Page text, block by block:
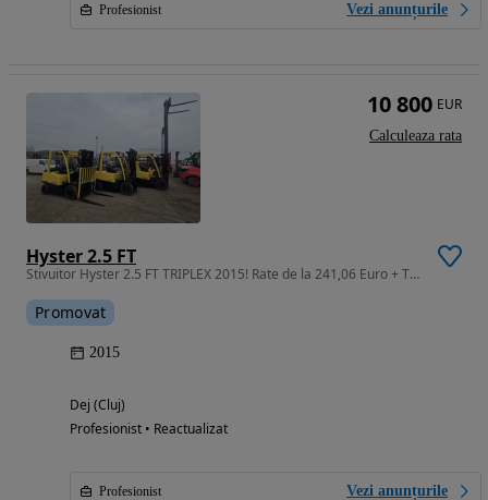
Profesionist Vezi anunțurile
Hyster 2.5 FT
Stivuitor Hyster 2.5 FT TRIPLEX 2015! Rate de la 241,06 Euro + TVA
Promovat
2015
Dej (Cluj)
Profesionist • Reactualizat
Profesionist Vezi anunțurile
10 800 EUR
Calculeaza rata